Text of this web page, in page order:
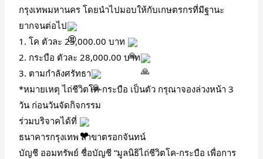
กรุงเทพมหานคร โดยนำไปมอบให้กับเกษตรกรที่มีฐานะ
ยากจนต่อไป
1. โค ตัวละ 25,000.00 บาท
2. กระบือ ตัวละ 28,000.00 บาท
3. ตามกำลังศรัทธา
*หมายเหตุ ไถ่ชีวิตโค-กระบือ เป็นตัว กรุณาจองล่วงหน้า 3
วัน ก่อนวันจัดกิจกรรม
ร่วมบริจาคได้ที่
ธนาคารกรุงเทพ สาขาตรอกจันทน์
บัญชี ออมทรัพย์ ชื่อบัญชี “มูลนิธิไถ่ชีวิตโค-กระบือ เพื่อการ